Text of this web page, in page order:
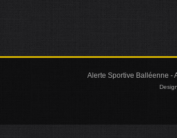
Alerte Sportive Balléenne -